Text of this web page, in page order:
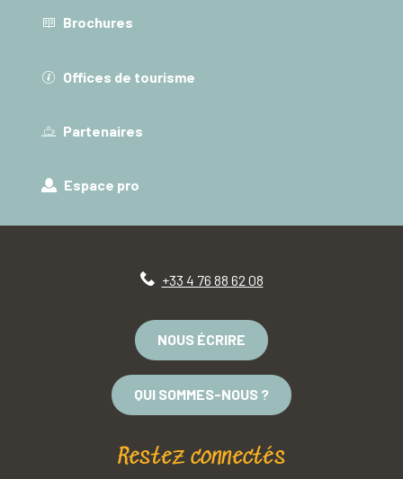
Brochures
Offices de tourisme
Partenaires
Espace pro
+33 4 76 88 62 08
NOUS ÉCRIRE
QUI SOMMES-NOUS ?
Restez connectés